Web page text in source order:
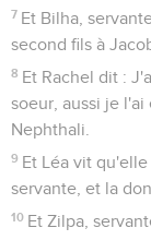
7 Et Bilha,
second fils à
8 Et Rachel dit :
soeur, aussi je
Nephthali.
9 Et Léa vit
servante, et la
10 Et Zilpa,